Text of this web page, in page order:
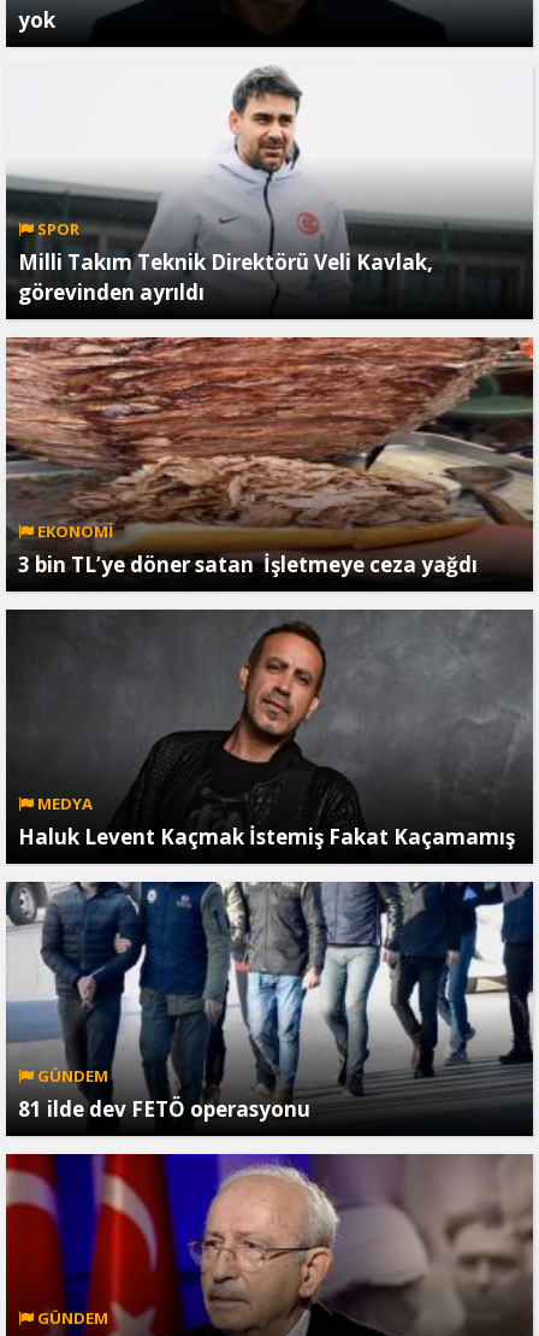
yok
SPOR
Milli Takım Teknik Direktörü Veli Kavlak,
görevinden ayrıldı
EKONOMİ
3 bin TL’ye döner satan İşletmeye ceza yağdı
MEDYA
Haluk Levent Kaçmak İstemiş Fakat Kaçamamış
GÜNDEM
81 ilde dev FETÖ operasyonu
GÜNDEM